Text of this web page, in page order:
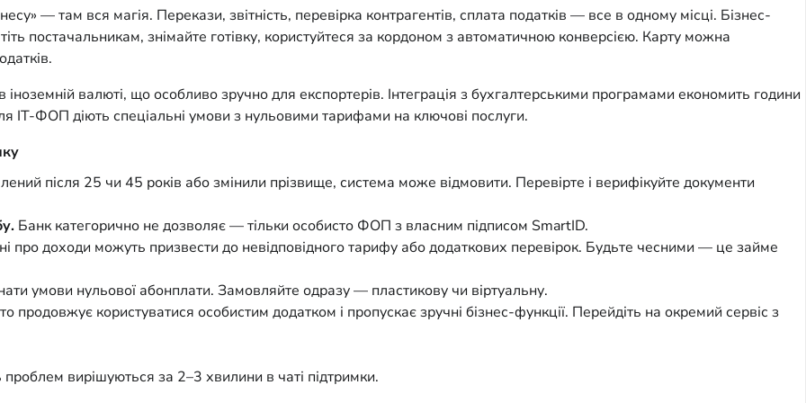
— там вся магія. Перекази, звітність, перевірка контрагентів, сплата податків — все в одному місці. Бізнес-
постачальникам, знімайте готівку, користуйтеся за кордоном з автоматичною конверсією. Карту можна
валюті, що особливо зручно для експортерів. Інтеграція з бухгалтерськими програмами економить години
IT-ФОП діють спеціальні умови з нульовими тарифами на ключові послуги.
після 25 чи 45 років або змінили прізвище, система може відмовити. Перевірте і верифікуйте документи
Банк категорично не дозволяє — тільки особисто ФОП з власним підписом SmartID.
про доходи можуть призвести до невідповідного тарифу або додаткових перевірок. Будьте чесними — це займе
умови нульової абонплати. Замовляйте одразу — пластикову чи віртуальну.
продовжує користуватися особистим додатком і пропускає зручні бізнес-функції. Перейдіть на окремий сервіс з
вирішуються за 2–3 хвилини в чаті підтримки.